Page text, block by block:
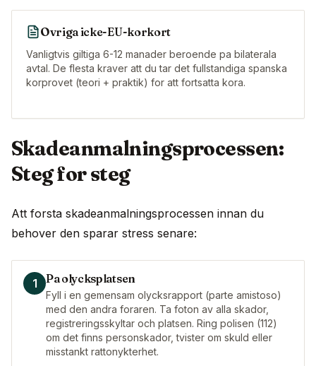
Ovriga icke-EU-korkort
Vanligtvis giltiga 6-12 manader beroende pa bilaterala
avtal. De flesta kraver att du tar det fullstandiga spanska
korprovet (teori + praktik) for att fortsatta kora.
Skadeanmalningsprocessen:
Steg for steg
Att forsta skadeanmalningsprocessen innan du
behover den sparar stress senare:
1 Pa olycksplatsen
Fyll i en gemensam olycksrapport (parte amistoso)
med den andra foraren. Ta foton av alla skador,
registreringsskyltar och platsen. Ring polisen (112)
om det finns personskador, tvister om skuld eller
misstankt rattonykterhet.